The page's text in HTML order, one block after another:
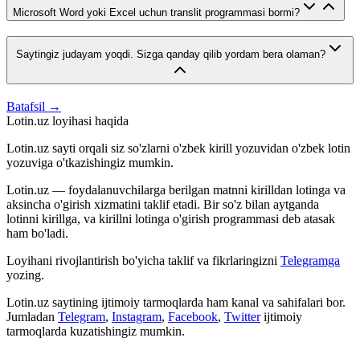
Microsoft Word yoki Excel uchun translit programmasi bormi?
Saytingiz judayam yoqdi. Sizga qanday qilib yordam bera olaman?
Batafsil →
Lotin.uz loyihasi haqida
Lotin.uz sayti orqali siz so'zlarni o'zbek kirill yozuvidan o'zbek lotin
yozuviga o'tkazishingiz mumkin.
Lotin.uz — foydalanuvchilarga berilgan matnni kirilldan lotinga va
aksincha o'girish xizmatini taklif etadi. Bir so'z bilan aytganda
lotinni kirillga, va kirillni lotinga o'girish programmasi deb atasak
ham bo'ladi.
Loyihani rivojlantirish bo'yicha taklif va fikrlaringizni Telegramga
yozing.
Lotin.uz saytining ijtimoiy tarmoqlarda ham kanal va sahifalari bor.
Jumladan Telegram, Instagram, Facebook, Twitter ijtimoiy
tarmoqlarda kuzatishingiz mumkin.